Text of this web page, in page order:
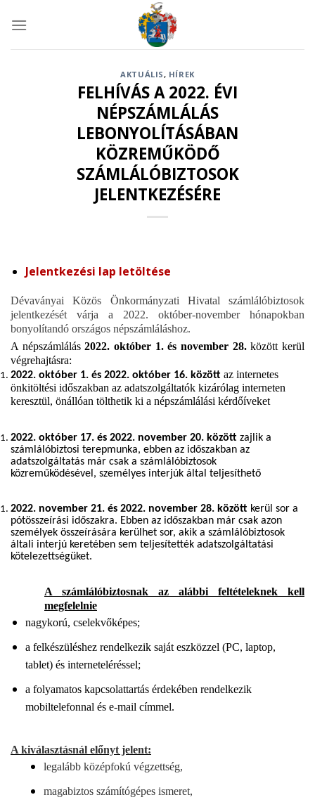
AKTUÁLIS, HÍREK
FELHÍVÁS A 2022. ÉVI
NÉPSZÁMLÁLÁS
LEBONYOLÍTÁSÁBAN
KÖZREMŰKÖDŐ
SZÁMLÁLÓBIZTOSOK
JELENTKEZÉSÉRE
Jelentkezési lap letöltése
Dévaványai Közös Önkormányzati Hivatal számlálóbiztosok
jelentkezését várja a 2022. október-november hónapokban
bonyolítandó országos népszámláláshoz.
A népszámlálás2022. október 1. és november 28.között kerül
végrehajtásra:
2022. október 1. és 2022. október 16. között az internetes
önkitöltési időszakban az adatszolgáltatók kizárólag interneten
keresztül, önállóan tölthetik ki a népszámlálási kérdőíveket
2022. október 17. és 2022. november 20. között zajlik a
számlálóbiztosi terepmunka, ebben az időszakban az
adatszolgáltatás már csak a számlálóbiztosok
közreműködésével, személyes interjúk által teljesíthető
2022. november 21. és 2022. november 28. között kerül sor a
pótösszeírási időszakra. Ebben az időszakban már csak azon
személyek összeírására kerülhet sor, akik a számlálóbiztosok
általi interjú keretében sem teljesítették adatszolgáltatási
kötelezettségüket.
A számlálóbiztosnak az alábbi feltételeknek kell
megfelelnie
nagykorú, cselekvőképes;
a felkészüléshez rendelkezik saját eszközzel (PC, laptop,
tablet) és interneteléréssel;
a folyamatos kapcsolattartás érdekében rendelkezik
mobiltelefonnal és e-mail címmel.
A kiválasztásnál előnyt jelent:
legalább középfokú végzettség,
magabiztos számítógépes ismeret,